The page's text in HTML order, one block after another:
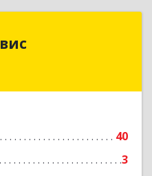
40
3
г, Первомайская